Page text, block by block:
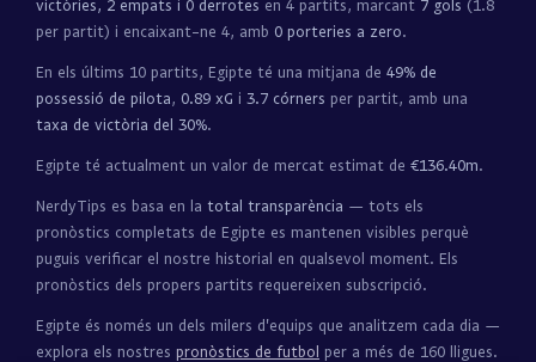
victòries, 2 empats i 0 derrotes en 4 partits, marcant 7 gols (1.8
per partit) i encaixant-ne 4, amb 0 porteries a zero.
En els últims 10 partits, Egipte té una mitjana de 49% de
possessió de pilota, 0.89 xG i 3.7 córners per partit, amb una
taxa de victòria del 30%.
Egipte té actualment un valor de mercat estimat de €136.40m.
NerdyTips es basa en la total transparència — tots els
pronòstics completats de Egipte es mantenen visibles perquè
puguis verificar el nostre historial en qualsevol moment. Els
pronòstics dels propers partits requereixen subscripció.
Egipte és només un dels milers d'equips que analitzem cada dia —
explora els nostres pronòstics de futbol per a més de 160 lligues.